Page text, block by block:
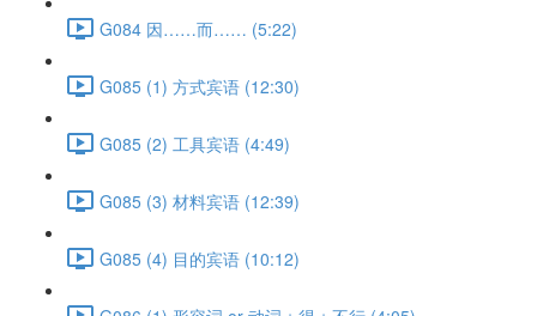
G084 因……而…… (5:22)
G085 (1) 方式宾语 (12:30)
G085 (2) 工具宾语 (4:49)
G085 (3) 材料宾语 (12:39)
G085 (4) 目的宾语 (10:12)